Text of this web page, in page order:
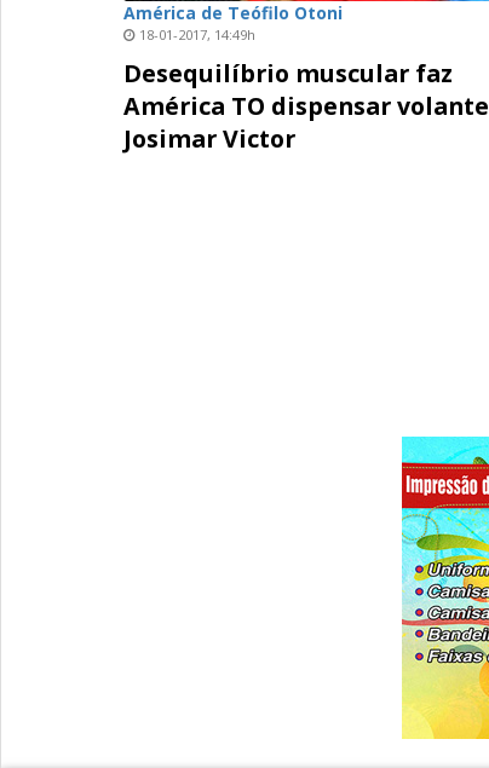
América de Teófilo Otoni
18-01-2017, 14:49h
Desequilíbrio muscular faz
América TO dispensar volante
Josimar Victor